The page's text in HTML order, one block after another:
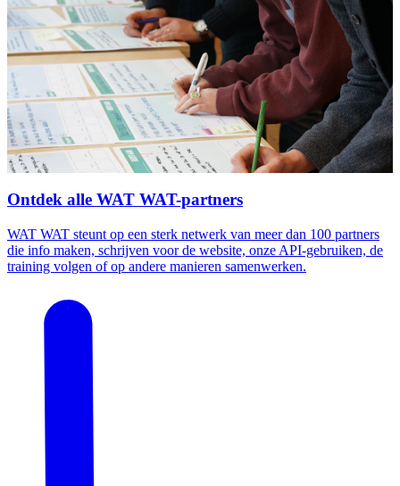
Ontdek alle WAT WAT-partners
WAT WAT steunt op een sterk netwerk van meer dan 100 partners
die info maken, schrijven voor de website, onze API-gebruiken, de
training volgen of op andere manieren samenwerken.